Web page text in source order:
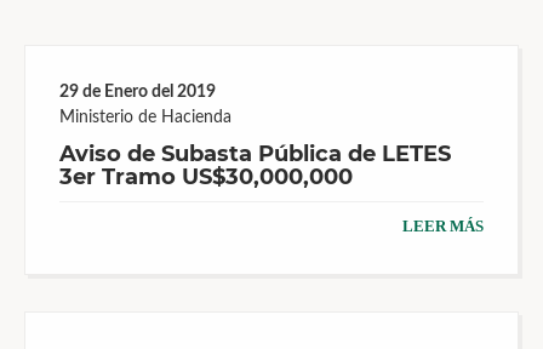
29 de Enero del 2019
Ministerio de Hacienda
Aviso de Subasta Pública de LETES
3er Tramo US$30,000,000
LEER MÁS